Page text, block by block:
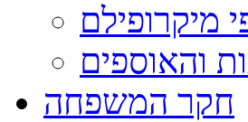
מיקרופילם
והאוספים
חקר המשפחה